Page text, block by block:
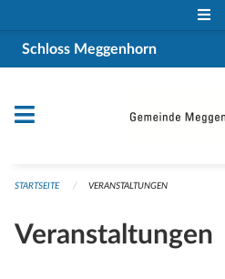
Schloss Meggenhorn
STARTSEITE VERANSTALTUNGEN
Veranstaltungen